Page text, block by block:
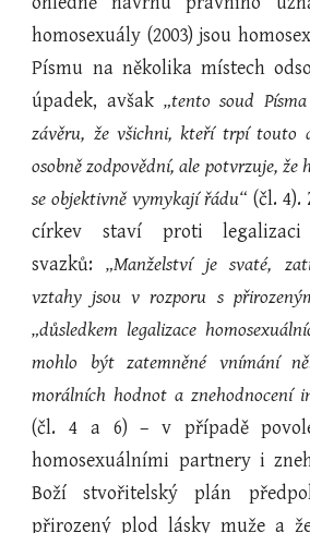
homosexuály (2003) jsou
Písmu na několika místech
úpadek, avšak „tento soud
závěru, že všichni, kteří trpí touto
osobně zodpovědní, ale potvrzuje, že
se objektivně vymykají řádu“ (čl. 4).
církev staví proti legalizaci
svazků:„Manželství je svaté,
vztahy jsou v rozporu s
„důsledkem legalizace
mohlo být zatemněné vnímání
morálních hodnot a znehodnocení
(čl. 4 a 6) – v případě
homosexuálními partnery i
Boží stvořitelský plán
přirozený plod lásky muže a